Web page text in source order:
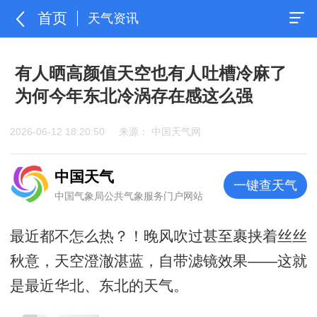
首页 天气资讯
有人晒高颜值天空也有人吐槽冷麻了
为何今年东北冷涡存在感这么强
2026-06-12 18:20:50 来源： 中国天气网
中国天气
中国气象局公共气象服务门户网站
一键查天气
最近都不怎么热？！晚风吹过甚至裹挟着丝丝
秋意，天空澄澈湛蓝，自带滤镜效果——这就
是最近华北、东北的天气。